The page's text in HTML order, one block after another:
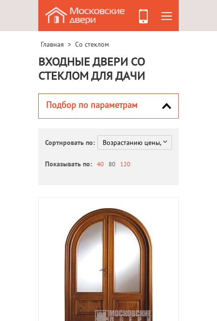
Главная > Со стеклом
ВХОДНЫЕ ДВЕРИ СО
СТЕКЛОМ ДЛЯ ДАЧИ
Подбор по параметрам
Сортировать по:
Показывать по: 40 80 120